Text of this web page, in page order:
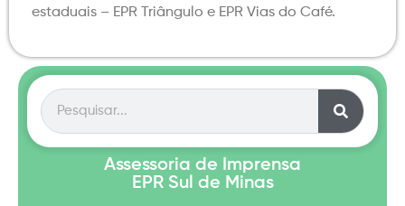
Assessoria de Imprensa
EPR Sul de Minas
estaduais – EPR Triângulo e EPR Vias do Café.